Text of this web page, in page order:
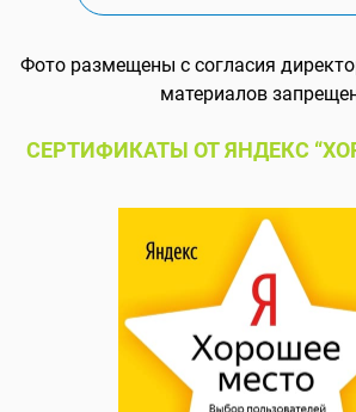
Фото размещены с согласия
материалов
СЕРТИФИКАТЫ ОТ ЯНДЕКС